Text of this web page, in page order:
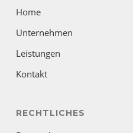
Home
Unternehmen
Leistungen
Kontakt
RECHTLICHES